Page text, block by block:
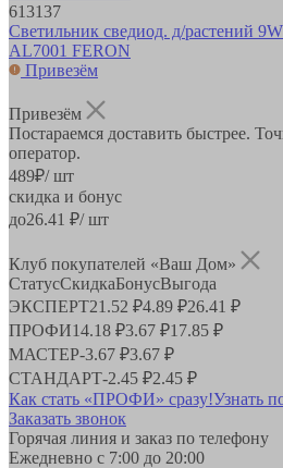
613137
Светильник сведиод. д/растений
AL7001 FERON
Привезём
Привезём
Постараемся доставить быстрее.
оператор.
489₽/ шт
скидка и бонус
до26.41 ₽/ шт
Клуб покупателей «Ваш Дом»
СтатусСкидкаБонусВыгода
ЭКСПЕРТ21.52 ₽4.89 ₽26.41 ₽
ПРОФИ14.18 ₽3.67 ₽17.85 ₽
МАСТЕР-3.67 ₽3.67 ₽
СТАНДАРТ-2.45 ₽2.45 ₽
Как стать «ПРОФИ» сразу!Узнать
Заказать звонок
Горячая линия и заказ по телефону
Ежедневно с 7:00 до 20:00